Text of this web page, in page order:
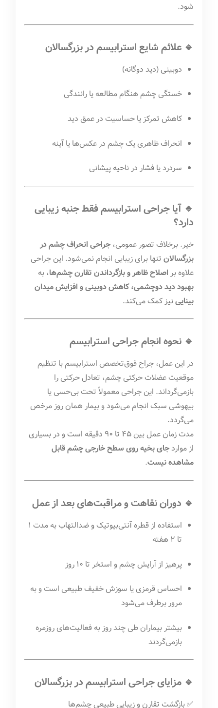
شود.
🔹 علائم شایع استرابیسم در بزرگسالان
دوبینی (دید دوگانه)
خستگی چشم هنگام مطالعه یا رانندگی
کاهش تمرکز یا حساسیت در عمق دید
انحراف ظاهری یک چشم در عکس‌ها یا آینه
سردرد یا فشار در ناحیه پیشانی
🔹 آیا جراحی استرابیسم فقط جنبه زیبایی
دارد؟
خیر. برخلاف تصور عمومی،جراحی انحراف چشم در
بزرگسالان تنها برای زیبایی انجام نمی‌شود. این جراحی
علاوه بر اصلاح ظاهر و بازگرداندن تقارن چشم‌ها، به
بهبود دید دوچشمی، کاهش دوبینی و افزایش میدان
بینایینیز کمک می‌کند.
🔹 نحوه انجام جراحی استرابیسم
در این عمل، جراح فوق‌تخصص استرابیسم با تنظیم
موقعیت عضلات حرکتی چشم، تعادل حرکتی را
بازمی‌گرداند. این جراحی معمولاً تحت بی‌حسی یا
بیهوشی سبک انجام می‌شود و بیمار همان روز مرخص
می‌گردد.
مدت زمان عمل بین ۴۵ تا ۹۰ دقیقه است و در بسیاری
از مواردجای بخیه روی سطح خارجی چشم قابل
مشاهده نیست.
🔹 دوران نقاهت و مراقبت‌های بعد از عمل
استفاده از قطره آنتی‌بیوتیک و ضدالتهاب به مدت ۱
تا ۲ هفته
پرهیز از آرایش چشم و استخر تا ۱۰ روز
احساس قرمزی یا سوزش خفیف طبیعی است و به
مرور برطرف می‌شود
بیشتر بیماران طی چند روز به فعالیت‌های روزمره
بازمی‌گردند
🔹 مزایای جراحی استرابیسم در بزرگسالان
✅ بازگشت تقارن و زیبایی طبیعی چشم‌ها